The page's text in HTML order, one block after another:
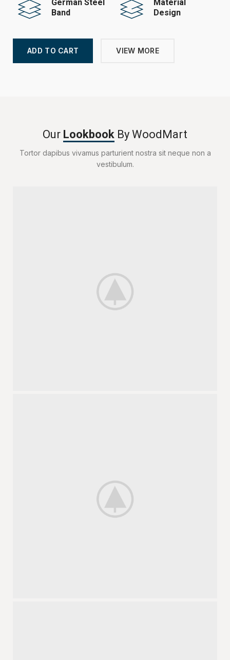
German Steel
Band
Material
Design
ADD TO CART VIEW MORE
Our Lookbook By WoodMart
Tortor dapibus vivamus parturient nostra sit neque non a
vestibulum.